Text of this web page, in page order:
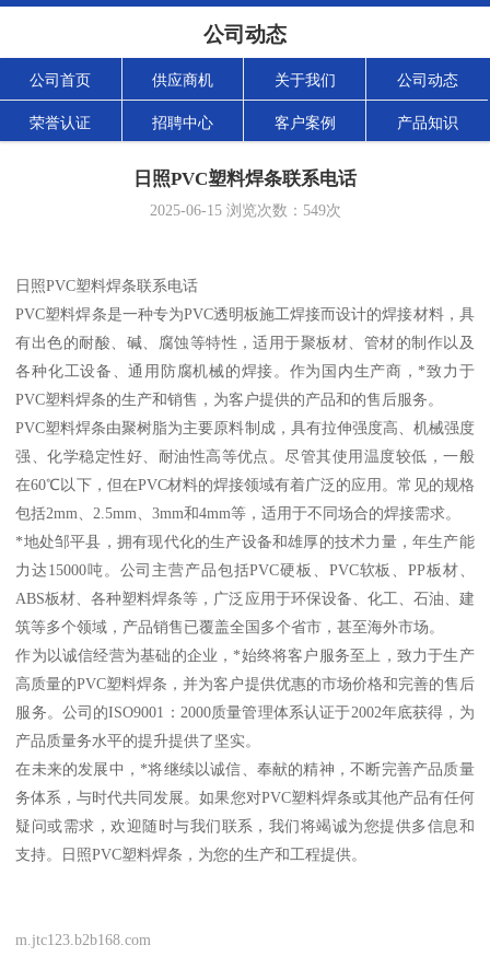
公司动态
公司首页 供应商机 关于我们 公司动态
荣誉认证 招聘中心 客户案例 产品知识
日照PVC塑料焊条联系电话
2025-06-15浏览次数： 549次
日照PVC塑料焊条联系电话
PVC塑料焊条是一种专为PVC透明板施工焊接而设计的焊接材料，具
有出色的耐酸、碱、腐蚀等特性，适用于聚板材、管材的制作以及
各种化工设备、通用防腐机械的焊接。作为国内生产商，*致力于
PVC塑料焊条的生产和销售，为客户提供的产品和的售后服务。
PVC塑料焊条由聚树脂为主要原料制成，具有拉伸强度高、机械强度
强、化学稳定性好、耐油性高等优点。尽管其使用温度较低，一般
在60℃以下，但在PVC材料的焊接领域有着广泛的应用。常见的规格
包括2mm、2.5mm、3mm和4mm等，适用于不同场合的焊接需求。
*地处邹平县，拥有现代化的生产设备和雄厚的技术力量，年生产能
力达15000吨。公司主营产品包括PVC硬板、PVC软板、PP板材、
ABS板材、各种塑料焊条等，广泛应用于环保设备、化工、石油、建
筑等多个领域，产品销售已覆盖全国多个省市，甚至海外市场。
作为以诚信经营为基础的企业，*始终将客户服务至上，致力于生产
高质量的PVC塑料焊条，并为客户提供优惠的市场价格和完善的售后
服务。公司的ISO9001：2000质量管理体系认证于2002年底获得，为
产品质量务水平的提升提供了坚实。
在未来的发展中，*将继续以诚信、奉献的精神，不断完善产品质量
务体系，与时代共同发展。如果您对PVC塑料焊条或其他产品有任何
疑问或需求，欢迎随时与我们联系，我们将竭诚为您提供多信息和
支持。日照PVC塑料焊条，为您的生产和工程提供。
m.jtc123.b2b168.com